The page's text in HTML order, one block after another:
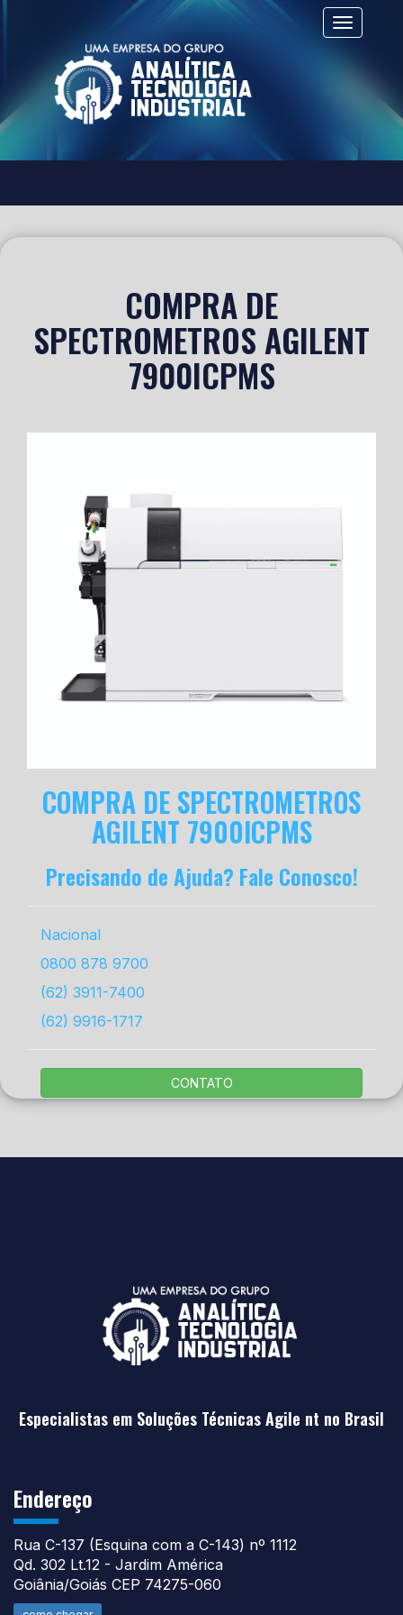
Alternar
COMPRA DE
SPECTROMETROS AGILENT
7900ICPMS
COMPRA DE SPECTROMETROS
AGILENT 7900ICPMS
Precisando de Ajuda? Fale Conosco!
Nacional
0800 878 9700
(62) 3911-7400
(62) 9916-1717
CONTATO
Especialistas em Soluções Técnicas Agile nt no Brasil
Endereço
Rua C-137 (Esquina com a C-143) nº 1112
Qd. 302 Lt.12 - Jardim América
Goiânia/Goiás CEP 74275-060